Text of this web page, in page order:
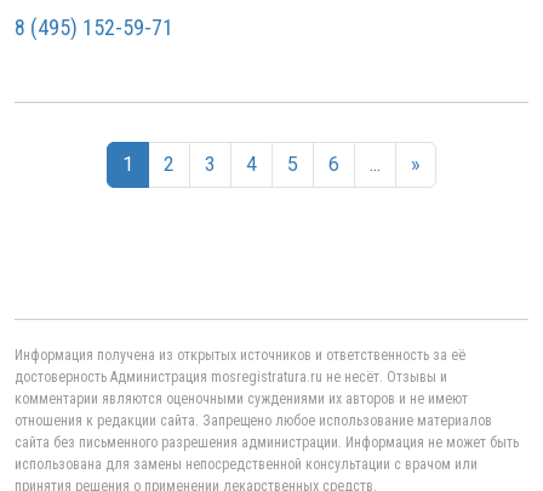
8 (495) 152-59-71
1 2 3 4 5 6 ... »
Информация получена из открытых источников и ответственность за её
достоверность Администрация mosregistratura.ru не несёт. Отзывы и
комментарии являются оценочными суждениями их авторов и не имеют
отношения к редакции сайта. Запрещено любое использование материалов
сайта без письменного разрешения администрации. Информация не может быть
использована для замены непосредственной консультации с врачом или
принятия решения о применении лекарственных средств.